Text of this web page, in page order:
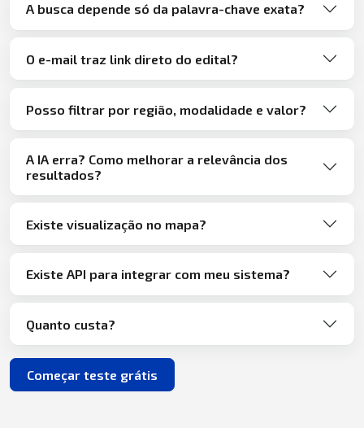
A busca depende só da palavra-chave exata?
O e-mail traz link direto do edital?
Posso filtrar por região, modalidade e valor?
A IA erra? Como melhorar a relevância dos
resultados?
Existe visualização no mapa?
Existe API para integrar com meu sistema?
Quanto custa?
Começar teste grátis